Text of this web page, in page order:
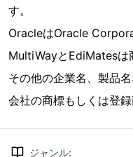
す。
OracleはOracle
MultiWayとEdiMatesは
その他の企業名、製品
会社の商標もしくは登録
ジャンル: